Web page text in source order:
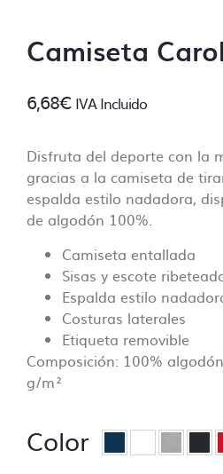
Camiseta
6,68€ IVA Incluido
Disfruta del deporte con la
gracias a la camiseta de
espalda estilo nadadora,
de algodón 100%.
Camiseta entallada
Sisas y escote
Espalda estilo
Costuras laterales
Etiqueta removible
Composición: 100%
g/m²
Color
¿En que consiste la
asegurandose de que
imprimir, ¡no queremos
Algunos de los puntos de
– Control de las
– Control de resolución
70 Dpi).
– Control de fuentes
– Control de colores
cuando se especifique en
contrario no se lleva a
– Controlar que no falte
que esté clara la
impresión.
– Control de los
– Control de la